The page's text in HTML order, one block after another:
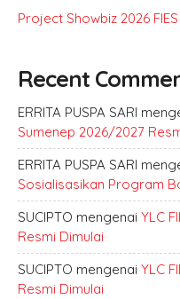
Project Showbiz 2026
Recent
ERRITA PUSPA SARI
Sumenep 2026/2027
ERRITA PUSPA SARI
Sosialisasikan Program
SUCIPTO mengenai YLC
Resmi Dimulai
SUCIPTO mengenai YLC
Resmi Dimulai